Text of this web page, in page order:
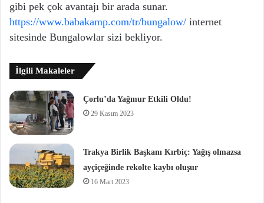
gibi pek çok avantajı bir arada sunar.
https://www.babakamp.com/tr/bungalow/ internet
sitesinde Bungalowlar sizi bekliyor.
İlgili Makaleler
Çorlu’da Yağmur Etkili Oldu!
29 Kasım 2023
Trakya Birlik Başkanı Kırbiç: Yağış olmazsa
ayçiçeğinde rekolte kaybı oluşur
16 Mart 2023